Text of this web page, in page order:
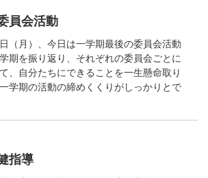
員会活動
（月）、今日は一学期最後の委員会活動
期を振り返り、それぞれの委員会ごとに
、自分たちにできることを一生懸命取り
学期の活動の締めくくりがしっかりとで
指導